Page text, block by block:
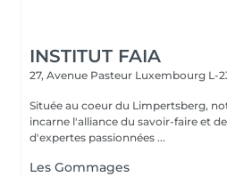
INSTITUT FAIA
27, Avenue Pasteur Luxembourg L-
Située au coeur du Limpertsberg,
incarne l'alliance du savoir-faire et de
d'expertes passionnées ...
Les Gommages